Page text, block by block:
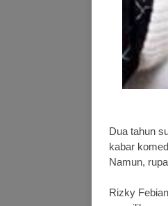
Dua tahun
kabar
Namun,
Rizky